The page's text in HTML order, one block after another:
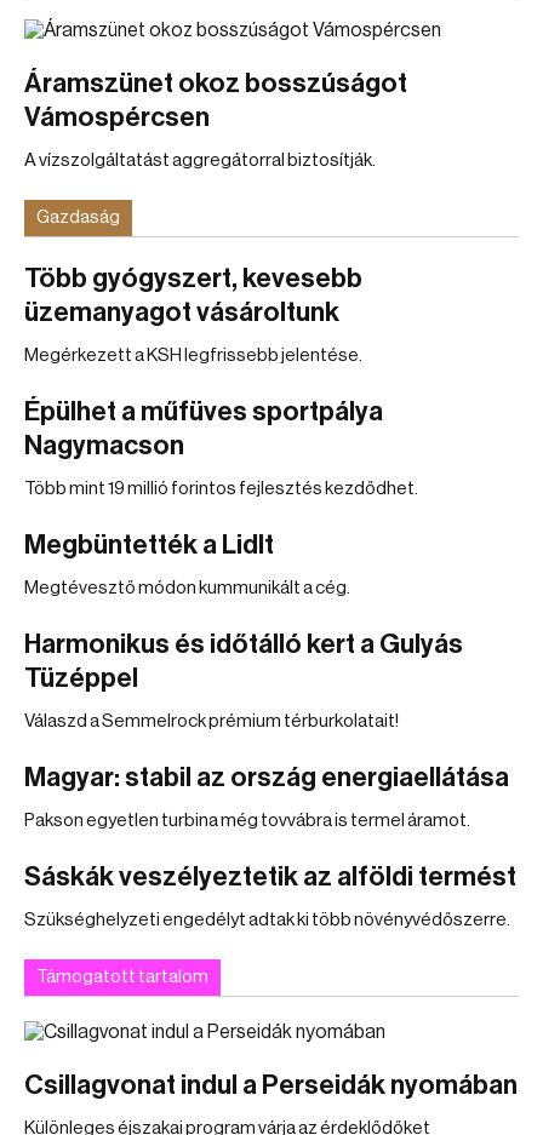
Áramszünet okoz bosszúságot
Vámospércsen
A vízszolgáltatást aggregátorral biztosítják.
Gazdaság
Több gyógyszert, kevesebb
üzemanyagot vásároltunk
Megérkezett a KSH legfrissebb jelentése.
Épülhet a műfüves sportpálya
Nagymacson
Több mint 19 millió forintos fejlesztés kezdődhet.
Megbüntették a Lidlt
Megtévesztő módon kummunikált a cég.
Harmonikus és időtálló kert a Gulyás
Tüzéppel
Válaszd a Semmelrock prémium térburkolatait!
Magyar: stabil az ország energiaellátása
Pakson egyetlen turbina még tovvábra is termel áramot.
Sáskák veszélyeztetik az alföldi termést
Szükséghelyzeti engedélyt adtak ki több növényvédőszerre.
Támogatott tartalom
Csillagvonat indul a Perseidák nyomában
Különleges éjszakai program várja az érdeklődőket